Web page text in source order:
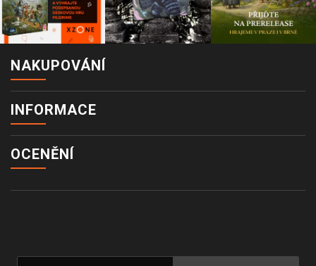
NAKUPOVÁNÍ
INFORMACE
OCENĚNÍ